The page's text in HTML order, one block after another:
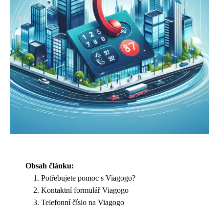
Obsah článku:
Potřebujete pomoc s Viagogo?
Kontaktní formulář Viagogo
Telefonní číslo na Viagogo